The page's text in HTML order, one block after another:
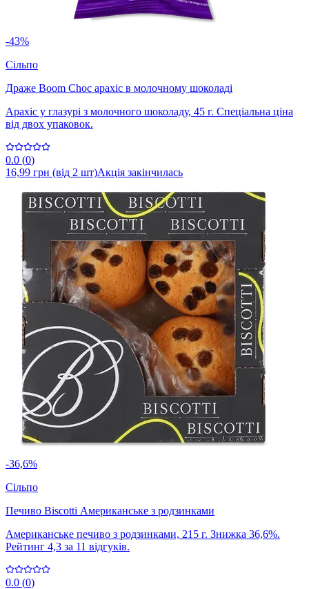
-43%
Сільпо
Драже Boom Choc арахіс в молочному шоколаді
Арахіс у глазурі з молочного шоколаду, 45 г. Спеціальна ціна
від двох упаковок.
0.0 (0)
16,99 грн (від 2 шт)Акція закінчилась
-36,6%
Сільпо
Печиво Biscotti Американське з родзинками
Американське печиво з родзинками, 215 г. Знижка 36,6%.
Рейтинг 4,3 за 11 відгуків.
0.0 (0)